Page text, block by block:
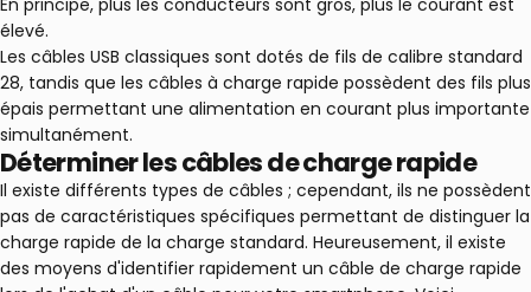
En principe, plus les conducteurs sont gros, plus le courant est
élevé.
Les câbles USB classiques sont dotés de fils de calibre standard
28, tandis que les câbles à charge rapide possèdent des fils plus
épais permettant une alimentation en courant plus importante
simultanément.
Déterminer les câbles de charge rapide
Il existe différents types de câbles ; cependant, ils ne possèdent
pas de caractéristiques spécifiques permettant de distinguer la
charge rapide de la charge standard. Heureusement, il existe
des moyens d'identifier rapidement un câble de charge rapide